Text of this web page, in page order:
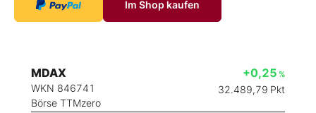
Im Shop kaufen
MDAX
WKN 846741
Börse TTMzero
+0,25 %
32.489,79 Pkt